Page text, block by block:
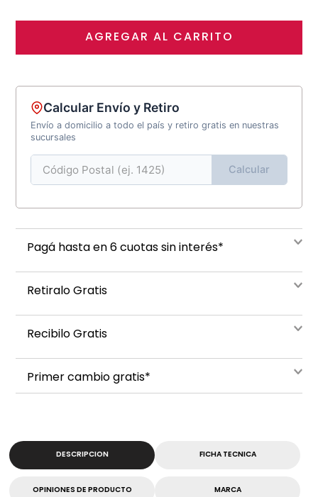
AGREGAR AL CARRITO
Calcular Envío y Retiro
Envío a domicilio a todo el país y retiro gratis en nuestras
sucursales
Calcular
Pagá hasta en 6 cuotas sin interés*
Retiralo Gratis
Recibilo Gratis
Primer cambio gratis*
DESCRIPCION FICHA TECNICA
OPINIONES DE PRODUCTO MARCA